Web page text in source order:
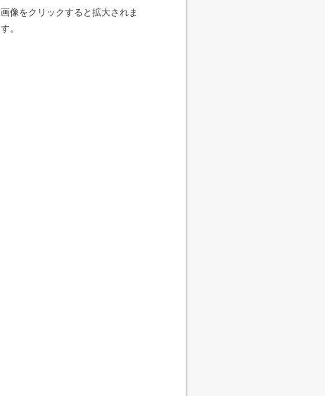
画像をクリックすると拡大されま
す。